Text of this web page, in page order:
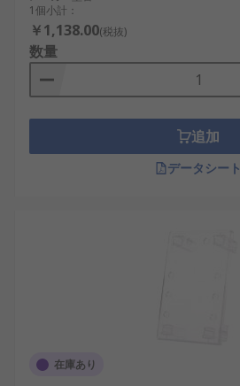
1個小計：
￥1,138.00(税抜)
数量
追加
データシート
在庫あり